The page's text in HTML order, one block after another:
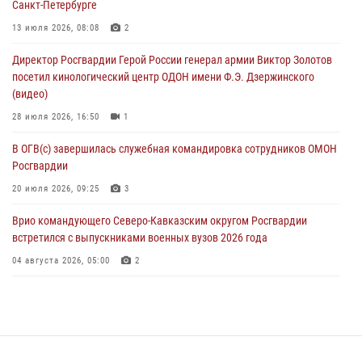
Офицеры Росгвардии и ветераны войск правопорядка почтили
05 августа 2026, 12:40
Росгвардейцы приняли участие в акции «Волна памяти»,
посвящённой 83‑й годовщине освобождения Белгорода от
05 августа 2026, 12:13
Санкт-Петербурге
13 июля 2026, 08:08 2
Директор Росгвардии Герой России генерал армии Виктор Золотов
посетил кинологический центр ОДОН имени Ф.Э. Дзержинского
(видео)
28 июля 2026, 16:50 1
В ОГВ(с) завершилась служебная командировка сотрудников ОМОН
Росгвардии
20 июля 2026, 09:25 3
Врио командующего Северо-Кавказским округом Росгвардии
встретился с выпускниками военных вузов 2026 года
04 августа 2026, 05:00 2